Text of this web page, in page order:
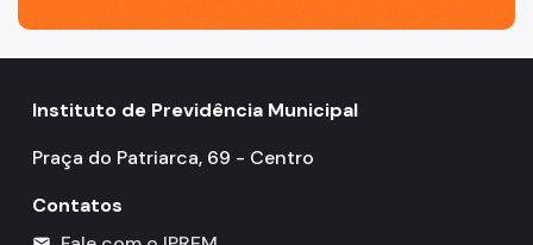
Instituto de Previdência Municipal
Praça do Patriarca, 69 - Centro
Contatos